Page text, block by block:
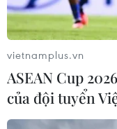
#dịch bệnh nCoV
#Logistics
#chuỗi
Trung Quốc
vietnamplus.vn
ASEAN Cup
của đội tuyển